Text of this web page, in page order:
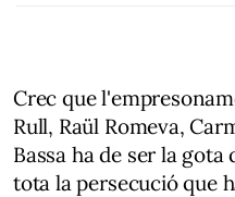
Crec que
Rull, Raül Romeva,
Bassa ha de ser la
tota la persecució que